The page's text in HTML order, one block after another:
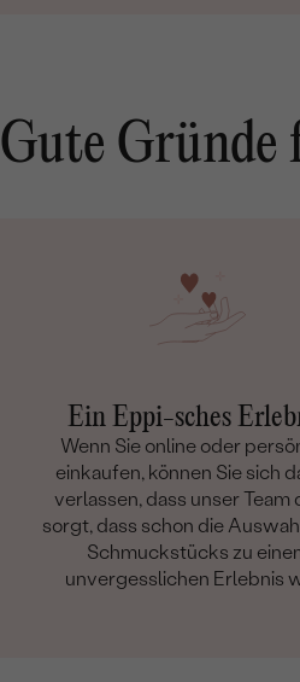
Gute Gründe
Ein Eppi-sches
Wenn Sie online oder
einkaufen, können Sie sich
verlassen, dass unser Team
sorgt, dass schon die
Schmuckstücks zu
unvergesslichen Erlebnis